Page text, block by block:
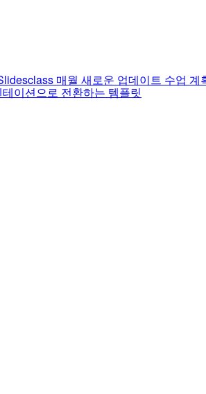
매월 새로운 업데이트 수업 계
이션으로 전환하는 템플릿